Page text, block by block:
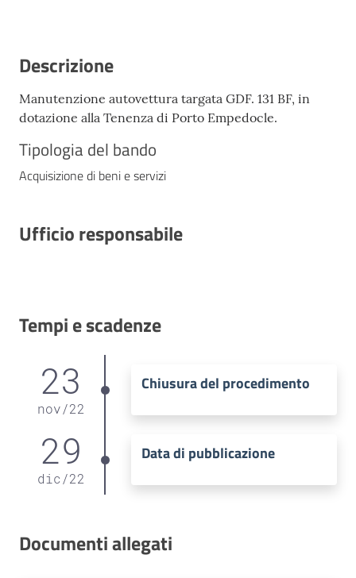
Descrizione
Manutenzione autovettura targata GDF. 131 BF, in
dotazione alla Tenenza di Porto Empedocle.
Tipologia del bando
Acquisizione di beni e servizi
Ufficio responsabile
Tempi e scadenze
23
nov/22
Chiusura del procedimento
29
dic /22
Data di pubblicazione
Documenti allegati